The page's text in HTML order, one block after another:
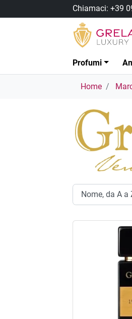
Chiamaci:+39
Profumi
Home